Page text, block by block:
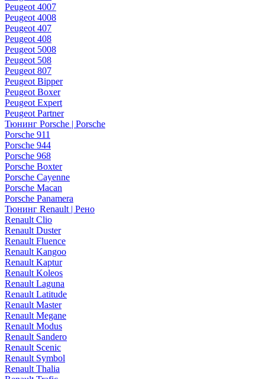
Peugeot 4007
Peugeot 4008
Peugeot 407
Peugeot 408
Peugeot 5008
Peugeot 508
Peugeot 807
Peugeot Bipper
Peugeot Boxer
Peugeot Expert
Peugeot Partner
Тюнинг Porsche | Porsche
Porsche 911
Porsche 944
Porsche 968
Porsche Boxter
Porsche Cayenne
Porsche Macan
Porsche Panamera
Тюнинг Renault | Рено
Renault Clio
Renault Duster
Renault Fluence
Renault Kangoo
Renault Kaptur
Renault Koleos
Renault Laguna
Renault Latitude
Renault Master
Renault Megane
Renault Modus
Renault Sandero
Renault Scenic
Renault Symbol
Renault Thalia